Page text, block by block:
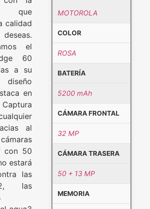
que
calidad
el
60
a su
en
al
con 50
estará
las
las
MOTOROLA
COLOR
ROSA
BATERÍA
5200 mAh
CÁMARA FRONTAL
32 MP
CÁMARA TRASERA
50 + 13 MP
MEMORIA